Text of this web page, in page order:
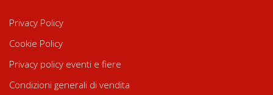
Privacy Policy
Cookie Policy
Privacy policy eventi e fiere
Condizioni generali di vendita